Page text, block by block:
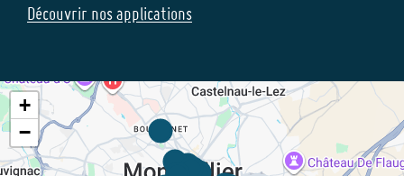
Découvrir nos applications
+
−